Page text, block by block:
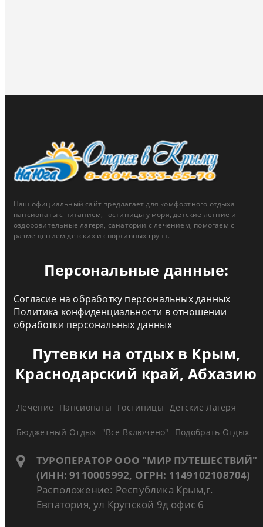
Наш официальный сайт предлагает для комфортного отдыха
пансионаты с питанием, гостиницы у моря, детские летние и
оздоровительные лагеря, санатории с лечением, помогаем с
размещением детских и спортивных групп.
Персональные данные:
Согласие на обработку персональных данных
Политика конфиденциальности в отношении
обработки персональных данных
Путевки на отдых в Крым,
Краснодарский край, Абхазию
Лечение Пансионаты Гостиницы Детские Лагеря
Бюджетный Отдых "Все Включено" Подобрать Отдых
ТУРОПЕРАТОР ООО "МИР ПУТЕШЕСТВИЙ"
(ИНН: 9110005992, ОГРН: 1149102108704)
Расположение: Республика Крым,г.
Евпатория, ул Крупской 9д офис 6